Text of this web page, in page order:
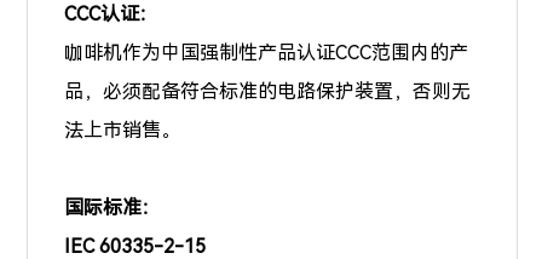
CCC认证：
咖啡机作为中国强制性产品认证CCC范围内的产
品，必须配备符合标准的电路保护装置，否则无
法上市销售。
国际标准：
IEC 60335-2-15